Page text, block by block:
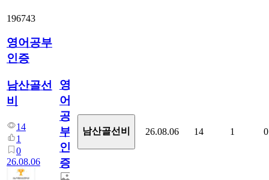
196743
영어공부
인증
남산골선
비
14
1
0
26.08.06
영
어
공
부
인
증
남산골선비 26.08.06 14 1 0